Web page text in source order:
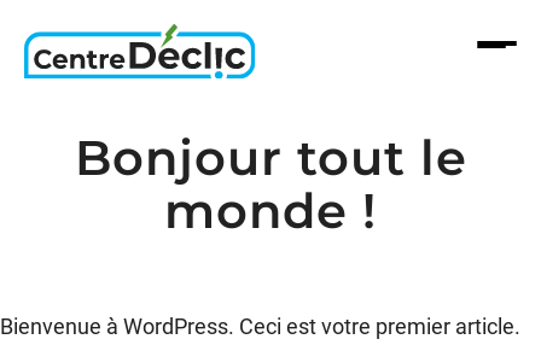
contenu
Bonjour tout le
monde !
Bienvenue à WordPress. Ceci est votre premier article.